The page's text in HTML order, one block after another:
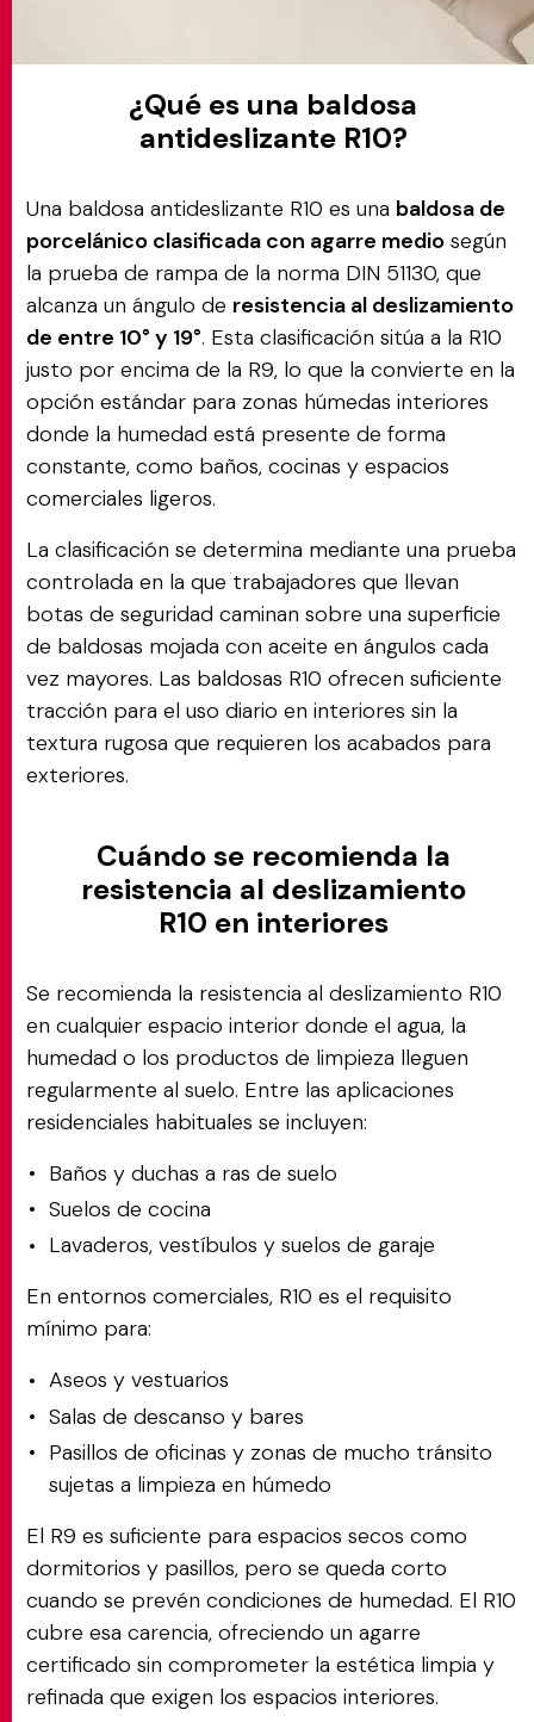
¿Qué es una baldosa
antideslizante R10?
Una baldosa antideslizante R10 es una baldosa de
porcelánico clasificada con agarre medio según
la prueba de rampa de la norma DIN 51130, que
alcanza un ángulo de resistencia al deslizamiento
de entre 10° y 19°. Esta clasificación sitúa a la R10
justo por encima de la R9, lo que la convierte en la
opción estándar para zonas húmedas interiores
donde la humedad está presente de forma
constante, como baños, cocinas y espacios
comerciales ligeros.
La clasificación se determina mediante una prueba
controlada en la que trabajadores que llevan
botas de seguridad caminan sobre una superficie
de baldosas mojada con aceite en ángulos cada
vez mayores. Las baldosas R10 ofrecen suficiente
tracción para el uso diario en interiores sin la
textura rugosa que requieren los acabados para
exteriores.
Cuándo se recomienda la
resistencia al deslizamiento
R10 en interiores
Se recomienda la resistencia al deslizamiento R10
en cualquier espacio interior donde el agua, la
humedad o los productos de limpieza lleguen
regularmente al suelo. Entre las aplicaciones
residenciales habituales se incluyen:
Baños y duchas a ras de suelo
Suelos de cocina
Lavaderos, vestíbulos y suelos de garaje
En entornos comerciales, R10 es el requisito
mínimo para:
Aseos y vestuarios
Salas de descanso y bares
Pasillos de oficinas y zonas de mucho tránsito
sujetas a limpieza en húmedo
El R9 es suficiente para espacios secos como
dormitorios y pasillos, pero se queda corto
cuando se prevén condiciones de humedad. El R10
cubre esa carencia, ofreciendo un agarre
certificado sin comprometer la estética limpia y
refinada que exigen los espacios interiores.